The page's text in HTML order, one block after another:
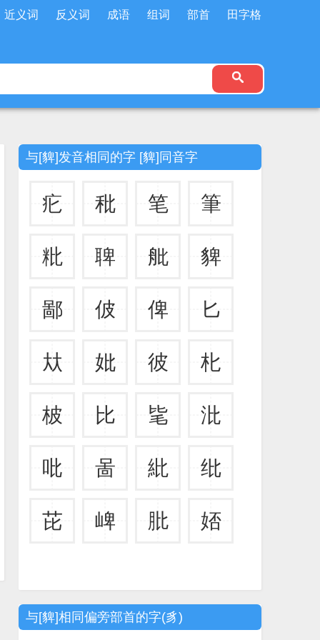
近义词 反义词 成语 组词 部首 田字格
与[貏]发音相同的字 [貏]同音字
疕 秕 笔 筆
粃 聛 舭 貏
鄙 佊 俾 匕
夶 妣 彼 朼
柀 比 毞 沘
吡 啚 紕 纰
芘 崥 肶 娝
与[貏]相同偏旁部首的字(豸)